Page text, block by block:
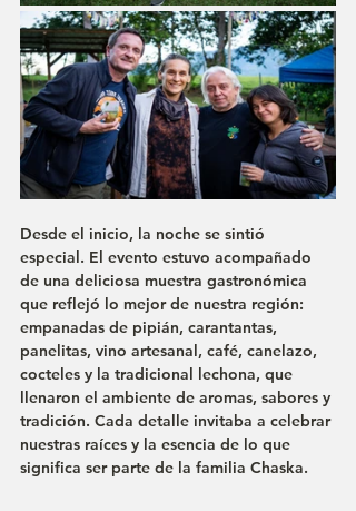
Desde el inicio, la noche se sintió
especial. El evento estuvo acompañado
de una deliciosa muestra gastronómica
que reflejó lo mejor de nuestra región:
empanadas de pipián, carantantas,
panelitas, vino artesanal, café, canelazo,
cocteles y la tradicional lechona, que
llenaron el ambiente de aromas, sabores y
tradición. Cada detalle invitaba a celebrar
nuestras raíces y la esencia de lo que
significa ser parte de la familia Chaska.